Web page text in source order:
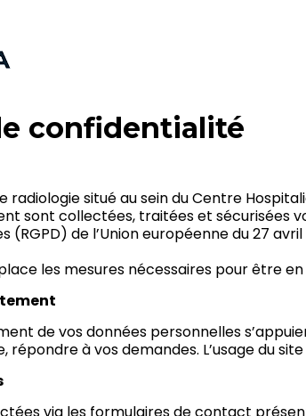
confidentialité
radiologie situé au sein du Centre
sont collectées, traitées et sécurisées
(RGPD) de l’Union européenne du 27
place les mesures nécessaires pour être
de vos données personnelles
répondre à vos demandes. L’usage du